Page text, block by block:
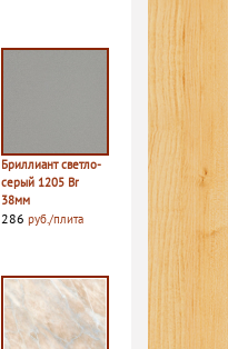
Бриллиант светло-
серый 1205 Br
38мм
286руб./плита